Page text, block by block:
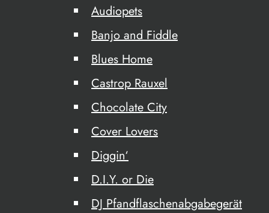
Audiopets
Banjo and Fiddle
Blues Home
Castrop Rauxel
Chocolate City
Cover Lovers
Diggin‘
D.I.Y. or Die
DJ Pfandflaschenabgabegerät